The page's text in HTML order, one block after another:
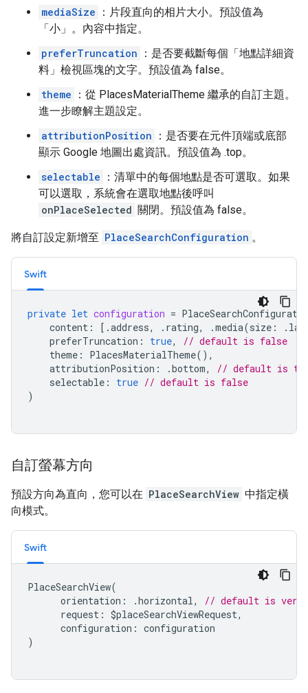
mediaSize
：片段直向的相片大小。預設值為
「小」。內容中指定。
preferTruncation
：是否要截斷每個「地點詳細資
料」檢視區塊的文字。預設值為 false。
theme
：從 PlacesMaterialTheme 繼承的自訂主題。
進一步瞭解主題設定。
attributionPosition
：是否要在元件頂端或底部
顯示 Google 地圖出處資訊。預設值為 .top。
selectable
：清單中的每個地點是否可選取。如果
可以選取，系統會在選取地點後呼叫
onPlaceSelected 關閉。預設值為 false。
將自訂設定新增至 PlaceSearchConfiguration 。
Swift
private let configuration =
content : [.address, . rating, .media(size : .
preferTruncation : true,
// default is false
theme : PlacesMaterialTheme(),
attributionPosition : .bottom,
// default is
selectable : true // default is false
)
自訂螢幕方向
預設方向為直向，您可以在 PlaceSearchView 中指定橫
向模式。
Swift
PlaceSearchView(
orientation : .horizontal,
// default is
request : $placeSearchViewRequest,
configuration : configuration
)